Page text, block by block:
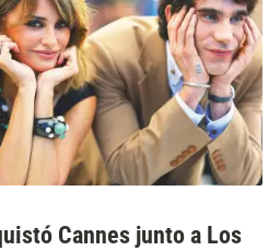
Cannes junto a Los